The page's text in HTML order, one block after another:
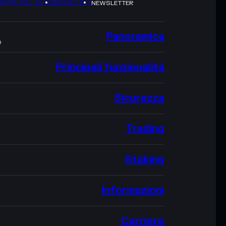
DEL SITOBRAND KITNEWSLETTER
Panoramica
Principali funzionalità
Sicurezza
Trading
Staking
Informazioni
Carriere